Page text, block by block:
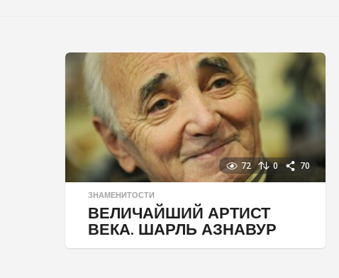
72 0 70
ЗНАМЕНИТОСТИ
ВЕЛИЧАЙШИЙ АРТИСТ
ВЕКА. ШАРЛЬ АЗНАВУР